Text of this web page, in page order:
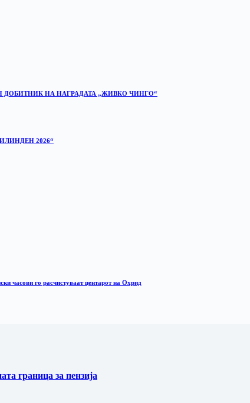
НА НАГРАДАТА „ЖИВКО ЧИНГО“
2026“
часови го расчистуваат центарот на Охрид
граница за пензија